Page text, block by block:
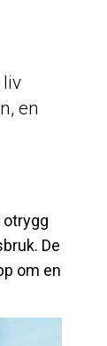
liv
en
otrygg
De
om en